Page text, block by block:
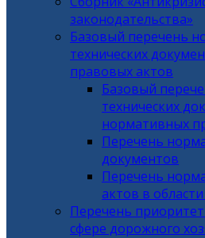
законодательства»
Базовый перечень
технических
правовых актов
Базовый
технических
нормативных
Перечень
документов
Перечень
актов в
Перечень
сфере дорожного